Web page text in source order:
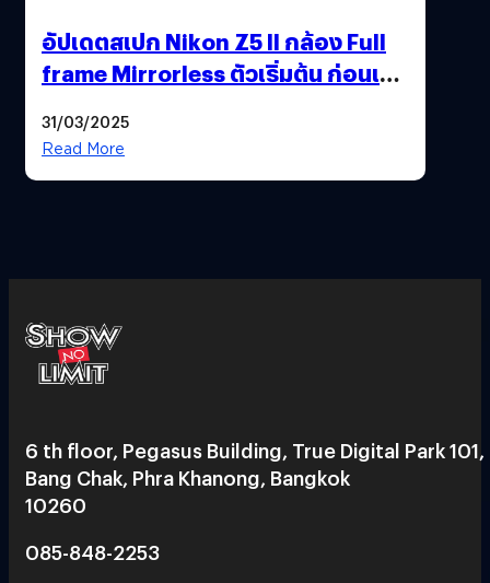
อัปเดตสเปก Nikon Z5 II กล้อง Full
frame Mirrorless ตัวเริ่มต้น ก่อนเปิด
31/03/2025
Read More
6 th floor, Pegasus Building, True Digital Park 101,
Bang Chak, Phra Khanong, Bangkok
10260
085-848-2253